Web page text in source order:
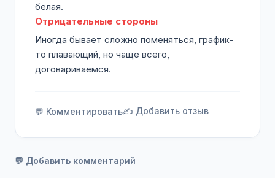
белая.
Отрицательные стороны
Иногда бывает сложно поменяться, график-
то плавающий, но чаще всего,
договариваемся.
💬 Комментировать✍️ Добавить отзыв
💬 Добавить комментарий